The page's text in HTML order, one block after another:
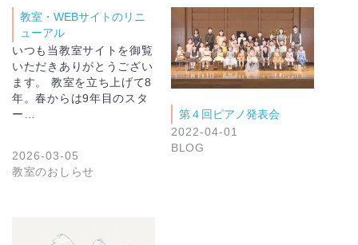
教室・WEBサイトのリニ
ューアル
いつも当教室サイトを御覧
いただきありがとうござい
ます。 教室を立ち上げて8
年。春からは9年目のスタ
ー…
2026-03-05
教室のおしらせ
第４回ピアノ発表会
2022-04-01
BLOG